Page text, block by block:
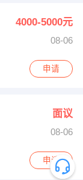
4000-5000元
08-06
申请
面议
08-06
申请